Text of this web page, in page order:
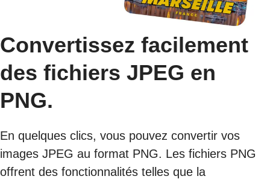
Convertissez facilement
des fichiers JPEG en
PNG.
En quelques clics, vous pouvez convertir vos
images JPEG au format PNG. Les fichiers PNG
offrent des fonctionnalités telles que la